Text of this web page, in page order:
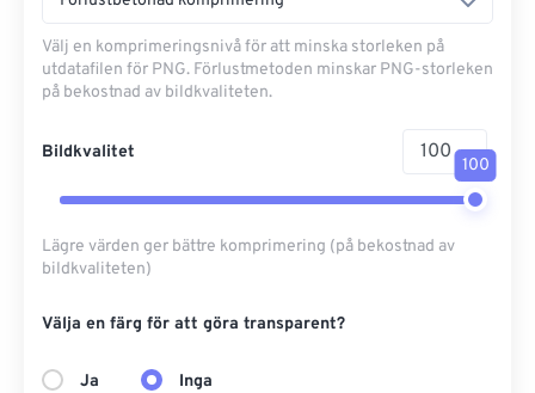
Välj en komprimeringsnivå för att minska storleken på
utdatafilen för PNG. Förlustmetoden minskar PNG-storleken
på bekostnad av bildkvaliteten.
Bildkvalitet
100
Lägre värden ger bättre komprimering (på bekostnad av
bildkvaliteten)
Välja en färg för att göra transparent?
Ja Inga